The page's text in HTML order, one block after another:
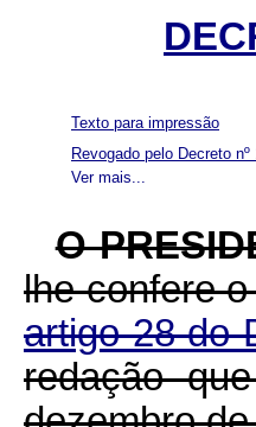
Ver mais...
Texto para impressão
Revogado pelo Decreto
O
lhe confere
artigo 28 do
redação